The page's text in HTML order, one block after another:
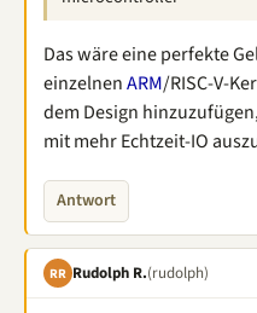
Das wäre eine perfekte
einzelnenARM/RISC-V-
dem Design
mit mehr Echtzeit-IO
Antwort
RR Rudolph R.(rudolph)